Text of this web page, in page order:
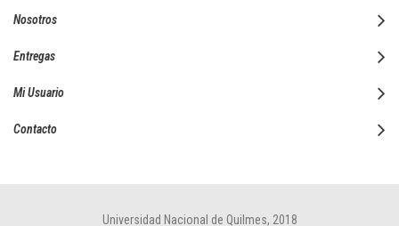
Nosotros
Entregas
Mi Usuario
Contacto
Universidad Nacional de Quilmes, 2018